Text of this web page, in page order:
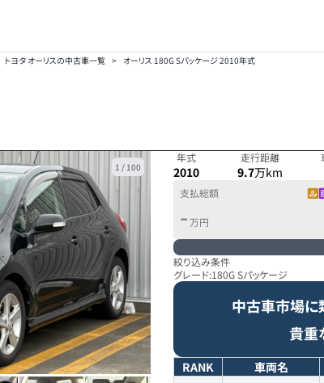
トヨタ オーリスの中古車一覧 > オーリス 180G Sパッケージ 2010年式
1 / 100
年式
2010
走行距離
9.7万km
支払総額
- 万円
絞り込み条件
グレード:180G Sパッケージ
中古車市場に
貴重
RANK 車両名